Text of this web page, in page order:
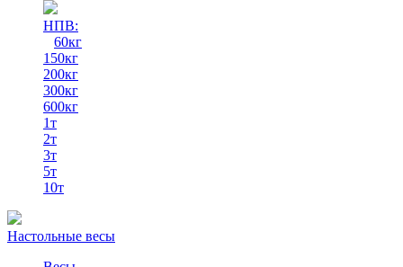
НПВ:
60кг
150кг
200кг
300кг
600кг
1т
2т
3т
5т
10т
Настольные весы